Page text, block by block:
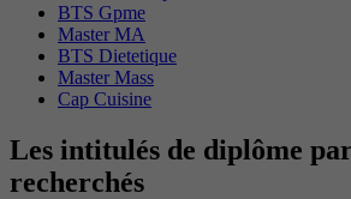
BTS Gpme
Master MA
BTS Dietetique
Master Mass
Cap Cuisine
Les intitulés de diplôme
recherchés